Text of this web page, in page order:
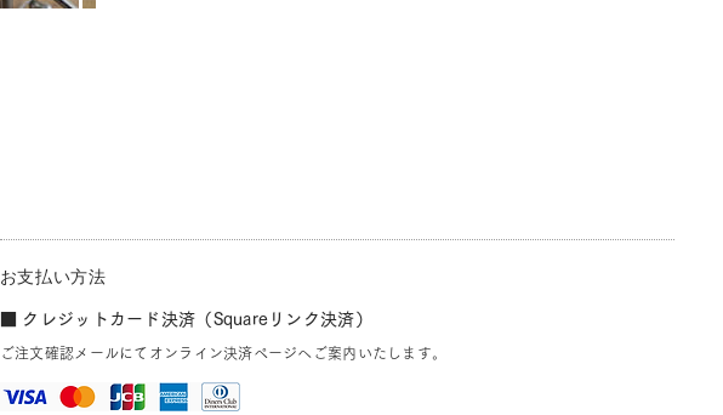
お支払い方法
■ クレジットカード決済（Squareリンク決済）
ご注文確認メールにてオンライン決済ページへご案内いたします。